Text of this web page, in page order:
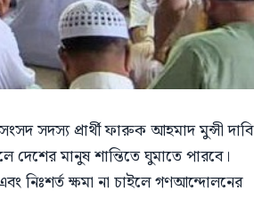
সদস্য প্রার্থী ফারুক আহমাদ মুন্সী দাবি
মানুষ শান্তিতে ঘুমাতে পারবে।
নিঃশর্ত ক্ষমা না চাইলে গণআন্দোলনের